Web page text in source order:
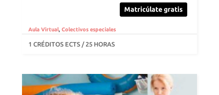
Matricúlate gratis
Aula Virtual, Colectivos especiales
1 CRÉDITOS ECTS / 25 HORAS